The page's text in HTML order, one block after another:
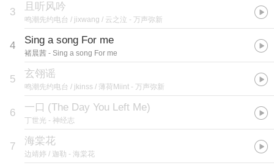
3 且听风吟
鸣潮先约电台 / jixwang / 云之泣 - 万声弥新
4 Sing a song For me
褚晨茜 - Sing a song For me
5 玄翎谣
鸣潮先约电台 / jkinss / 薄荷Miint - 万声弥新
6 一口 (The Day You Left Me)
丁世光 - 神经志
7 海棠花
边靖婷 / 迦勒 - 海棠花